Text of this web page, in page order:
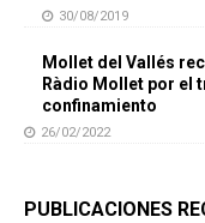
30/08/2019
Mollet del Vallés
Ràdio Mollet por el
confinamiento
26/02/2022
PUBLICACIONES